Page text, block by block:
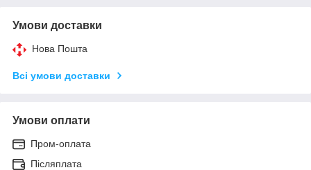
Умови доставки
Нова Пошта
Всі умови доставки
Умови оплати
Пром-оплата
Післяплата